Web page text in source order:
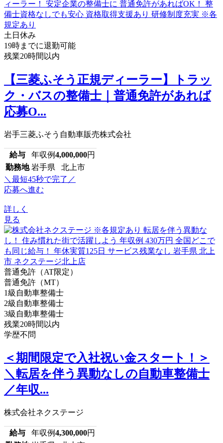
土日休み
19時までに退勤可能
残業20時間以内
【三菱ふそう正規ディーラー】トラッ
ク・バスの整備士｜普通免許があれば
応募O...
岩手三菱ふそう自動車販売株式会社
給与 年収例4,000,000円
勤務地 岩手県 北上市
＼最短45秒で完了／
応募へ進む
詳しく
見る
普通免許（AT限定）
普通免許（MT）
1級自動車整備士
2級自動車整備士
3級自動車整備士
残業20時間以内
学歴不問
＜期間限定で入社祝い金スタート！＞
＼転居を伴う異動なしの自動車整備士
／年収...
株式会社ネクステージ
給与 年収例4,300,000円